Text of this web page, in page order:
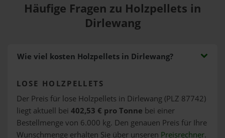
Häufige Fragen zu Holzpellets in
Dirlewang
Wie viel kosten Holzpellets in Dirlewang?
LOSE HOLZPELLETS
Der Preis für lose Holzpellets in Dirlewang (PLZ 87742)
liegt aktuell bei 402,53 € pro Tonne bei einer
Bestellmenge von 6.000 kg. Den genauen Preis für Ihre
Wunschmenge erhalten Sie über unseren Preisrechner.